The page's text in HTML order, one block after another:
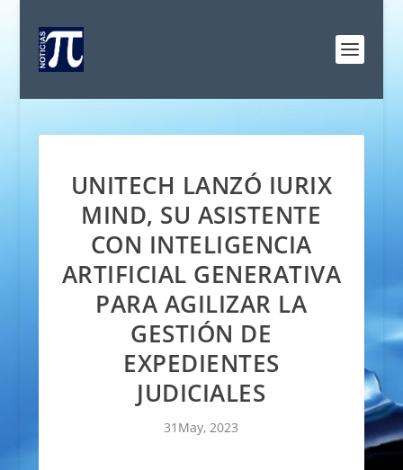
UNITECH LANZÓ IURIX
MIND, SU ASISTENTE
CON INTELIGENCIA
ARTIFICIAL GENERATIVA
PARA AGILIZAR LA
GESTIÓN DE
EXPEDIENTES
JUDICIALES
31May, 2023